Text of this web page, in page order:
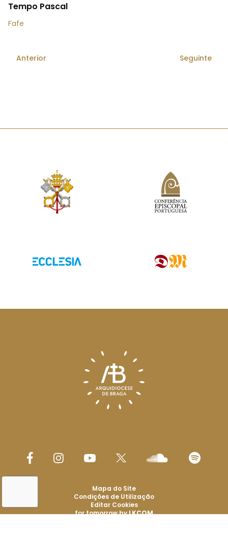
Tempo Pascal
Fafe
Anterior Seguinte
Mapa do Site
Condições de Utilização
Editar Cookies
for tomorrow byLKCOM